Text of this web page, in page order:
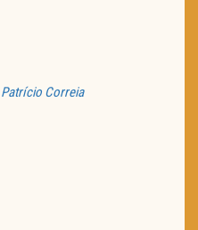
Correia